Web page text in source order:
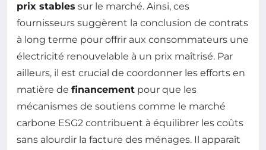
prix stables sur le marché. Ainsi, ces
fournisseurs suggèrent la conclusion de contrats
à long terme pour offrir aux consommateurs une
électricité renouvelable à un prix maîtrisé. Par
ailleurs, il est crucial de coordonner les efforts en
matière de financement pour que les
mécanismes de soutiens comme le marché
carbone ESG2 contribuent à équilibrer les coûts
sans alourdir la facture des ménages. Il apparaît